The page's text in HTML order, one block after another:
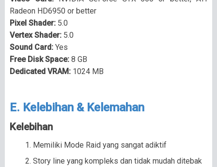
Radeon HD6950 or better
Pixel Shader: 5.0
Vertex Shader: 5.0
Sound Card: Yes
Free Disk Space: 8 GB
Dedicated VRAM: 1024 MB
E. Kelebihan & Kelemahan
Kelebihan
Memiliki Mode Raid yang sangat adiktif
Story line yang kompleks dan tidak mudah ditebak